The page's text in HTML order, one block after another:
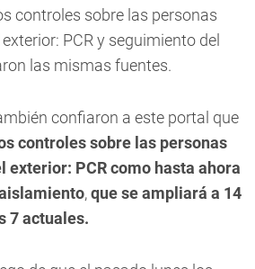
controles sobre las personas
PCR y seguimiento del
las mismas fuentes.
confiaron a este portal que
controles sobre las personas
exterior: PCR como hasta ahora
,que se ampliará a 14
7 actuales.